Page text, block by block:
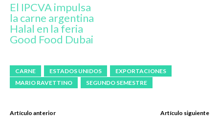
El IPCVA impulsa
la carne argentina
Halal en la feria
Good Food Dubai
CARNE ESTADOS UNIDOS
EXPORTACIONES
MARIO RAVETTINO
SEGUNDO SEMESTRE
Artículo anterior Artículo siguiente